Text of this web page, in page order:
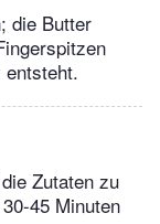
die Butter
Zutaten zu
45 Minuten